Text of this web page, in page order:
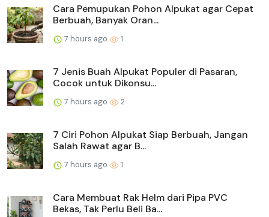
Cara Pemupukan Pohon Alpukat agar Cepat
Berbuah, Banyak Oran...
7 hours ago 1
7 Jenis Buah Alpukat Populer di Pasaran,
Cocok untuk Dikonsu...
7 hours ago 2
7 Ciri Pohon Alpukat Siap Berbuah, Jangan
Salah Rawat agar B...
7 hours ago 1
Cara Membuat Rak Helm dari Pipa PVC
Bekas, Tak Perlu Beli Ba...